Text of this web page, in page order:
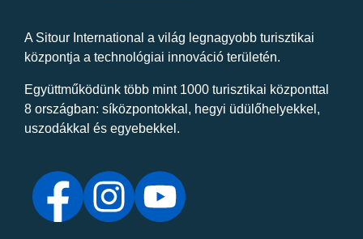
A Sitour International a világ legnagyobb turisztikai
központja a technológiai innováció területén.
Együttműködünk több mint 1000 turisztikai központtal
8 országban: síközpontokkal, hegyi üdülőhelyekkel,
uszodákkal és egyebekkel.